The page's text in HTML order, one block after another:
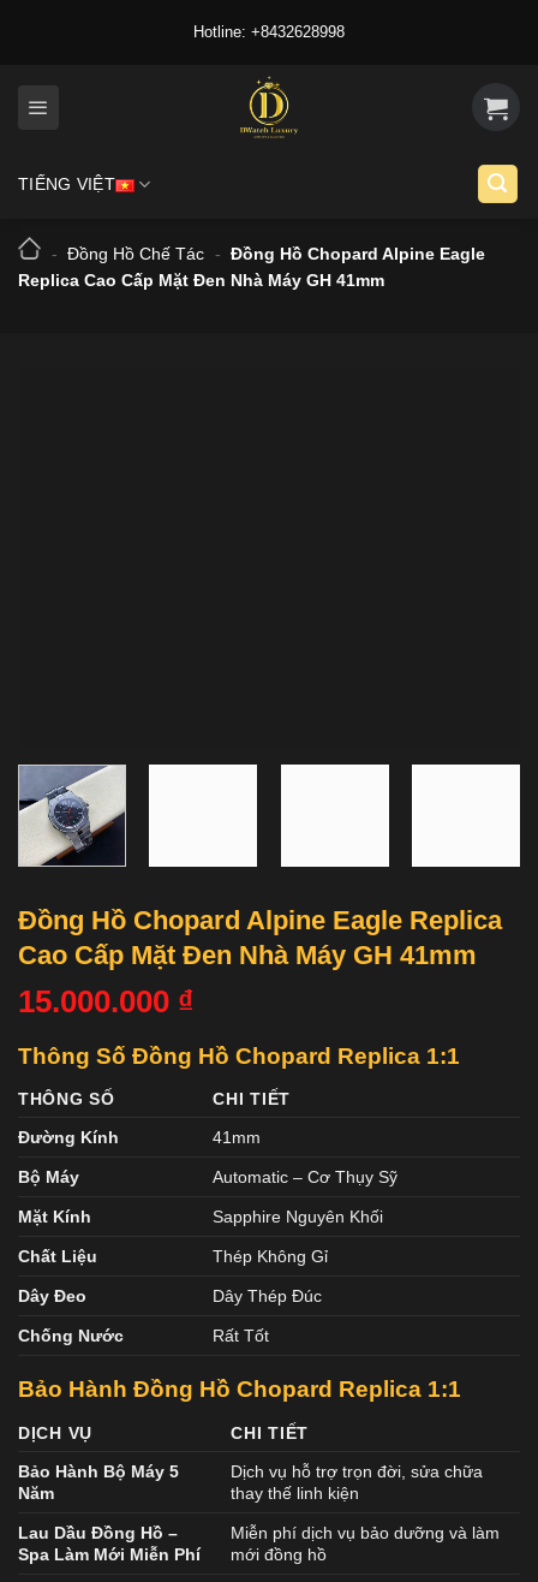
Hotline: +8432628998
TIẾNG VIỆT
- Đồng Hồ Chế Tác - Đồng Hồ Chopard Alpine Eagle
Replica Cao Cấp Mặt Đen Nhà Máy GH 41mm
Đồng Hồ Chopard Alpine Eagle Replica
Cao Cấp Mặt Đen Nhà Máy GH 41mm
15.000.000 ₫
Thông Số Đồng Hồ Chopard Replica 1:1
THÔNG SỐ
CHI TIẾT
Đường Kính
41mm
Bộ Máy Automatic – Cơ Thụy Sỹ
Mặt Kính Sapphire Nguyên Khối
Chất Liệu Thép Không Gỉ
Dây Đeo Dây Thép Đúc
Chống Nước Rất Tốt
Bảo Hành Đồng Hồ Chopard Replica 1:1
DỊCH VỤ
CHI TIẾT
Bảo Hành Bộ Máy 5
Năm
Dịch vụ hỗ trợ trọn đời, sửa chữa
thay thế linh kiện
Lau Dầu Đồng Hồ –
Spa Làm Mới Miễn Phí
Miễn phí dịch vụ bảo dưỡng và làm
mới đồng hồ